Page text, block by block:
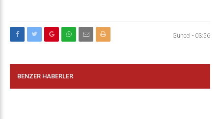
Güncel - 03:56
BENZER HABERLER